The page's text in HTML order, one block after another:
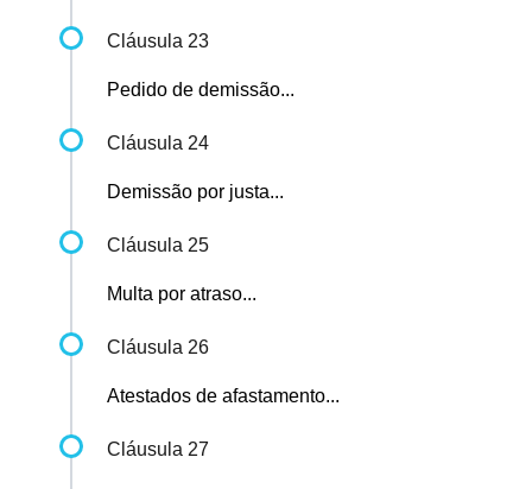
Cláusula 23
Pedido de demissão...
Cláusula 24
Demissão por justa...
Cláusula 25
Multa por atraso...
Cláusula 26
Atestados de afastamento...
Cláusula 27